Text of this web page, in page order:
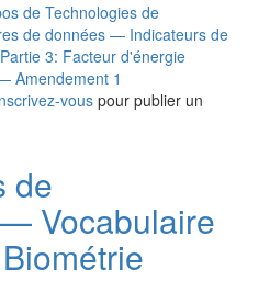
de Technologies de
de données — Indicateurs de
3: Facteur d'énergie
Amendement 1
vous pour publier un
de
Vocabulaire